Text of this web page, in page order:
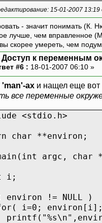
15-01-2007
- значит понимать (К.
лучше, чем вправленное
скорее умереть, чем
Доступ к переменным
#6 : 18-01-2007 06:10 »
'man'-ах и нащел еще вот
все переменные
<stdio.h>
char **environ;
argc, char
i;
!= NULL )
i=0;